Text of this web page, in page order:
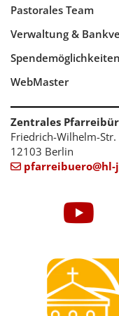
Pastorales Team
Verwaltung &
Spendemöglichkeiten
WebMaster
Zentrales
Friedrich-Wilhelm-Str.
12103 Berlin
 pfarreibuero@hl-